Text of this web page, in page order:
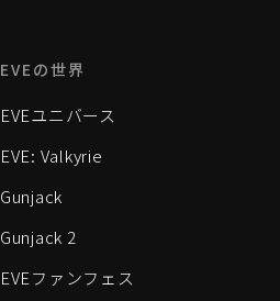
EVEの世界
EVEユニバース
EVE: Valkyrie
Gunjack
Gunjack 2
EVEファンフェス